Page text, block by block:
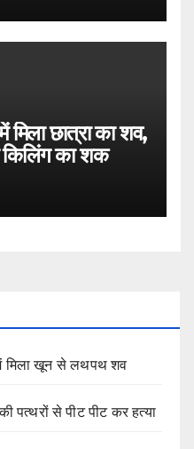
मिला छात्रा का शव,
का शक
मिला खून से लथपथ शव
पत्थरों से पीट पीट कर हत्या